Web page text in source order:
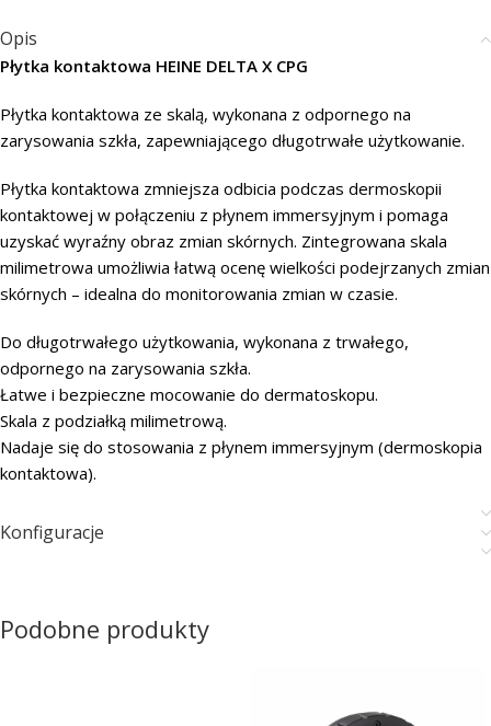
Opis
Płytka kontaktowa HEINE DELTA X CPG
Płytka kontaktowa ze skalą, wykonana z odpornego na
zarysowania szkła, zapewniającego długotrwałe użytkowanie.
Płytka kontaktowa zmniejsza odbicia podczas dermoskopii
kontaktowej w połączeniu z płynem immersyjnym i pomaga
uzyskać wyraźny obraz zmian skórnych. Zintegrowana skala
milimetrowa umożliwia łatwą ocenę wielkości podejrzanych zmian
skórnych – idealna do monitorowania zmian w czasie.
Do długotrwałego użytkowania, wykonana z trwałego,
odpornego na zarysowania szkła.
Łatwe i bezpieczne mocowanie do dermatoskopu.
Skala z podziałką milimetrową.
Nadaje się do stosowania z płynem immersyjnym (dermoskopia
kontaktowa).
Konfiguracje
Podobne produkty